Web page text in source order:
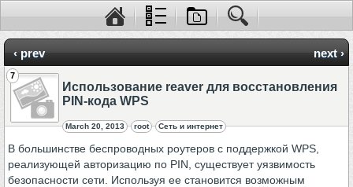
‹ prev next ›
7
Использование reaver для восстановления
PIN-кода WPS
March 20, 2013 root Сеть и интернет
В большинстве беспроводных роутеров с поддержкой WPS,
реализующей авторизацию по PIN, существует уязвимость
безопасности сети. Используя ее становится возможным